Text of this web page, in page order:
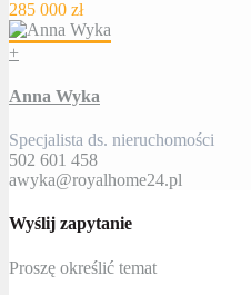
285 000 zł
+
Anna Wyka
Specjalista ds. nieruchomości
502 601 458
awyka@royalhome24.pl
Wyślij zapytanie
Proszę określić temat